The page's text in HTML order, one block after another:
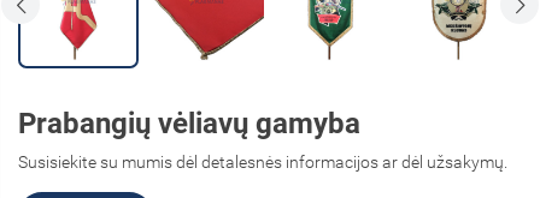
Prabangių vėliavų gamyba
Susisiekite su mumis dėl detalesnės informacijos ar dėl užsakymų.